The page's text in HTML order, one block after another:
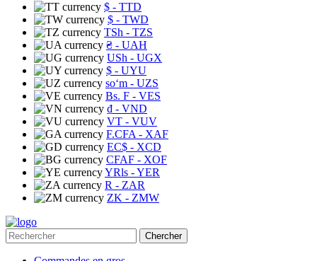
$ - TTD
$ - TWD
TSh - TZS
₴ - UAH
USh - UGX
$ - UYU
soʻm - UZS
Bs. F - VES
₫ - VND
VT - VUV
F.CFA - XAF
EC$ - XCD
CFAF - XOF
YRls - YER
R - ZAR
ZK - ZMW
Chercher